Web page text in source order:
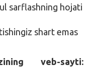
sarflashning hojati
shart emas
veb-sayti: